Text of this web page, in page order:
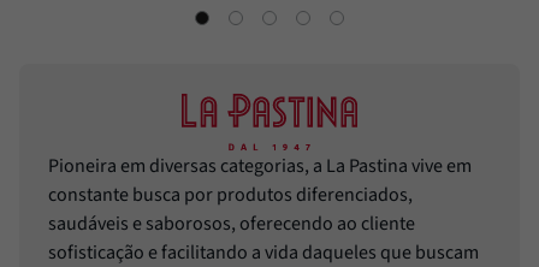
Pioneira em diversas categorias, a La Pastina vive em
constante busca por produtos diferenciados,
saudáveis e saborosos, oferecendo ao cliente
sofisticação e facilitando a vida daqueles que buscam